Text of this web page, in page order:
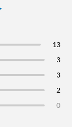
13
3
3
2
0